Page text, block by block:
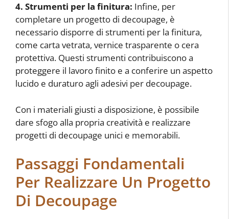
4. Strumenti per la finitura: Infine, per
completare un progetto di decoupage, è
necessario disporre di strumenti per la finitura,
come carta vetrata, vernice trasparente o cera
protettiva. Questi strumenti contribuiscono a
proteggere il lavoro finito e a conferire un aspetto
lucido e duraturo agli adesivi per decoupage.
Con i materiali giusti a disposizione, è possibile
dare sfogo alla propria creatività e realizzare
progetti di decoupage unici e memorabili.
Passaggi Fondamentali
Per Realizzare Un Progetto
Di Decoupage